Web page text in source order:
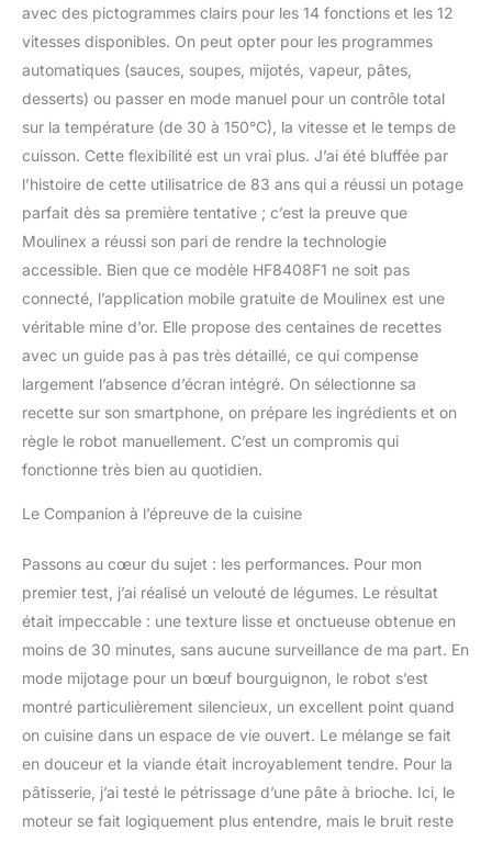
PROCHES (ET VOUS!):
utilisez l'application pour
nouvelles recettes
FACILE À NETTOYER ET
À RANGER: profitez d'un
nettoyage et d'une
grâce à un design
compatible lave-vaisselle
et facile à ranger
UTILISATION
SÉCURISÉE: couvercle
sécurisé qui se verrouille
au démarrage, avec un
compte à rebours de
10secondes à la fin pour
les programmes utilisant
des
vitesses/températures
élevées, afin de limiter les
renforcer la sécurité
couteau hachoir,
couteau
pétrin/concasseur,
vapeur interne, spatule,
boîte de rangement,
accès à l'application
Moulinex " Le robot
cuiseur le plus silencieux:
tests réalisés en 2023
par un laboratoire
indépendant en
avec des pictogrammes clairs pour les 14 fonctions et les 12
vitesses disponibles. On peut opter pour les programmes
automatiques (sauces, soupes, mijotés, vapeur, pâtes,
desserts) ou passer en mode manuel pour un contrôle total
sur la température (de 30 à 150°C), la vitesse et le temps de
cuisson. Cette flexibilité est un vrai plus. J’ai été bluffée par
l’histoire de cette utilisatrice de 83 ans qui a réussi un potage
parfait dès sa première tentative ; c’est la preuve que
Moulinex a réussi son pari de rendre la technologie
accessible. Bien que ce modèle HF8408F1 ne soit pas
connecté, l’application mobile gratuite de Moulinex est une
véritable mine d’or. Elle propose des centaines de recettes
avec un guide pas à pas très détaillé, ce qui compense
largement l’absence d’écran intégré. On sélectionne sa
recette sur son smartphone, on prépare les ingrédients et on
règle le robot manuellement. C’est un compromis qui
fonctionne très bien au quotidien.
Le Companion à l’épreuve de la cuisine
Passons au cœur du sujet : les performances. Pour mon
premier test, j’ai réalisé un velouté de légumes. Le résultat
était impeccable : une texture lisse et onctueuse obtenue en
moins de 30 minutes, sans aucune surveillance de ma part. En
mode mijotage pour un bœuf bourguignon, le robot s’est
montré particulièrement silencieux, un excellent point quand
on cuisine dans un espace de vie ouvert. Le mélange se fait
en douceur et la viande était incroyablement tendre. Pour la
pâtisserie, j’ai testé le pétrissage d’une pâte à brioche. Ici, le
moteur se fait logiquement plus entendre, mais le bruit reste